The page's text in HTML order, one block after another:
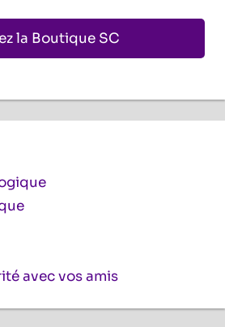
la Boutique SC
avec vos amis